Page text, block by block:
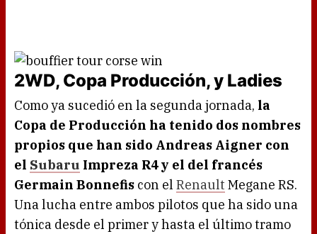
2WD, Copa Producción, y Ladies
Como ya sucedió en la segunda jornada, la
Copa de Producción ha tenido dos nombres
propios que han sido Andreas Aigner con
el Subaru Impreza R4 y el del francés
Germain Bonnefis con el Renault Megane RS.
Una lucha entre ambos pilotos que ha sido una
tónica desde el primer y hasta el último tramo